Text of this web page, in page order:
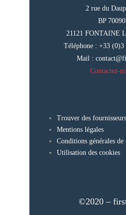
2 rue du
BP 70090
21121 FONTAINE
Téléphone : +33 (0)3
Mail :
Contactez-
Trouver des fournisseurs
Mentions légales
Conditions générales de
Utilisation des cookies
©2020 –